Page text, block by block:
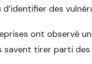
des
ont observé
savent tirer parti